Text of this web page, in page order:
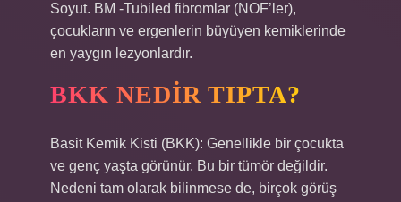
Soyut. BM -Tubiled fibromlar (NOF’ler),
çocukların ve ergenlerin büyüyen kemiklerinde
en yaygın lezyonlardır.
BKK NEDIR TIPTA?
Basit Kemik Kisti (BKK): Genellikle bir çocukta
ve genç yaşta görünür. Bu bir tümör değildir.
Nedeni tam olarak bilinmese de, birçok görüş